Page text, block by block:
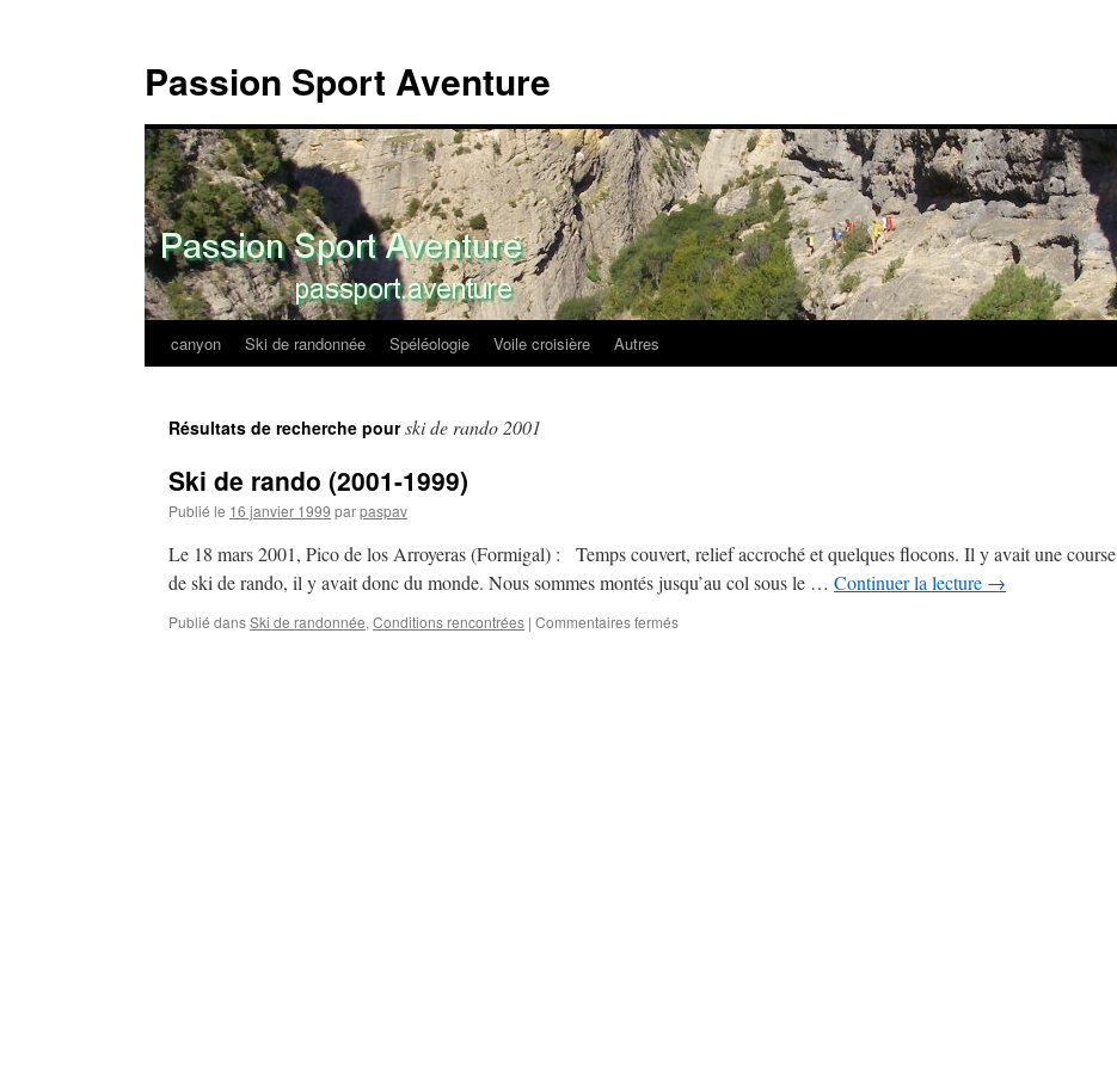
Passion Sport Aventure
Aller
contenu
canyon Ski de randonnée Spéléologie Voile croisière Autres
Résultats de recherche pourski de rando 2001
Ski de rando (2001-1999)
Publié le 16 janvier 1999 parpaspav
Le 18 mars 2001, Pico de los Arroyeras (Formigal) : Temps couvert, relief accroché et quelques flocons. Il y avait une course
de ski de rando, il y avait donc du monde. Nous sommes montés jusqu’au col sous le … Continuer la lecture →
Publié dansSki de randonnée, Conditions rencontrées | Commentaires fermés